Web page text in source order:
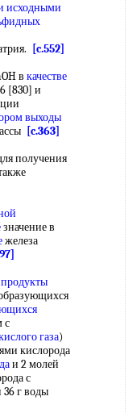
исходными
[c.552]
в качестве
[830] и
выходы
[c.363]
получения
значение в
железа
с
газа)
кислорода
и 2 молей
с
36 г воды